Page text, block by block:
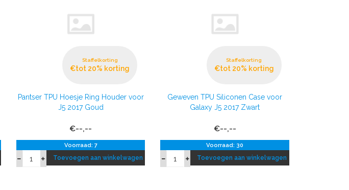
Staffelkorting
€tot 20% korting
Pantser TPU Hoesje Ring Houder voor
J5 2017 Goud
€--,--
Voorraad: 7
Toevoegen aan winkelwagen
Staffelkorting
€tot 20% korting
Geweven TPU Siliconen Case voor
Galaxy J5 2017 Zwart
€--,--
Voorraad: 30
Toevoegen aan winkelwagen